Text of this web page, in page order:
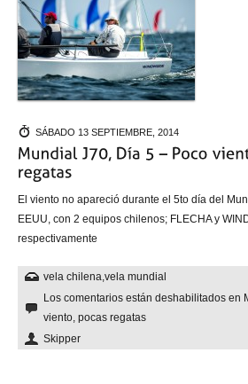
SÁBADO 13 SEPTIEMBRE, 2014
El viento no apareció durante el 5to día del
EEUU, con 2 equipos chilenos; FLECHA y
respectivamente
vela chilena vela mundial
Los comentarios están deshabilitados en
viento, pocas regatas
Skipper